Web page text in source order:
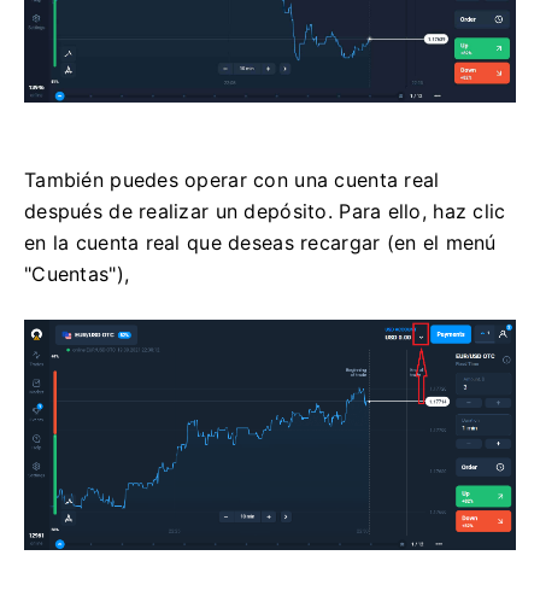
También puedes operar con una cuenta real
después de realizar un depósito. Para ello, haz clic
en la cuenta real que deseas recargar (en el menú
"Cuentas"),